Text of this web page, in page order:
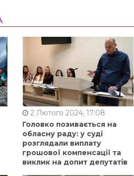
2 Лютого 2024, 17:08
Головко позивається на
обласну раду: у суді
розглядали виплату
грошової компенсації та
виклик на допит депутатів